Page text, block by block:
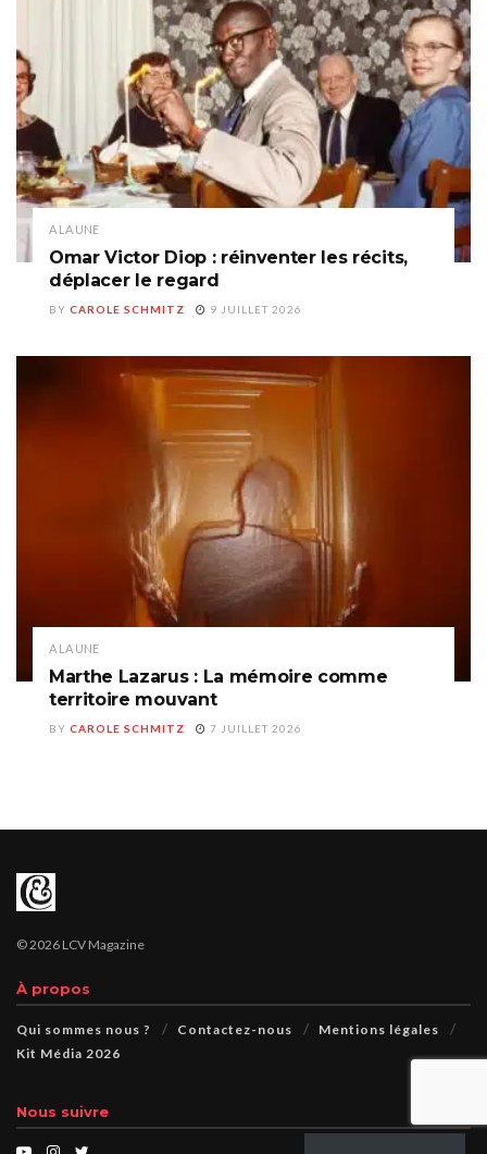
A LA UNE
Omar Victor Diop : réinventer les récits,
déplacer le regard
BY CAROLE SCHMITZ 9 JUILLET 2026
A LA UNE
Marthe Lazarus : La mémoire comme
territoire mouvant
BY CAROLE SCHMITZ 7 JUILLET 2026
© 2026 LCV Magazine
À propos
Qui sommes nous ? Contactez-nous
Mentions légales
Kit Média 2026
Nous suivre